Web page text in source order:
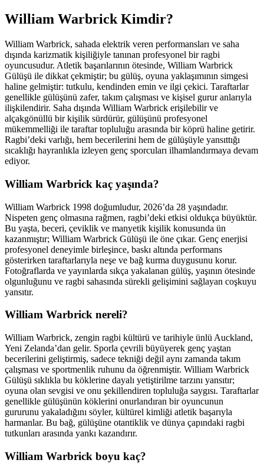
William Warbrick Kimdir?
William Warbrick, sahada elektrik veren performansları ve saha
dışında karizmatik kişiliğiyle tanınan profesyonel bir ragbi
oyuncusudur. Atletik başarılarının ötesinde, William Warbrick
Gülüşü ile dikkat çekmiştir; bu gülüş, oyuna yaklaşımının simgesi
haline gelmiştir: tutkulu, kendinden emin ve ilgi çekici. Taraftarlar
genellikle gülüşünü zafer, takım çalışması ve kişisel gurur anlarıyla
ilişkilendirir. Saha dışında William Warbrick erişilebilir ve
alçakgönüllü bir kişilik sürdürür, gülüşünü profesyonel
mükemmelliği ile taraftar topluluğu arasında bir köprü haline getirir.
Ragbi’deki varlığı, hem becerilerini hem de gülüşüyle yansıttığı
sıcaklığı hayranlıkla izleyen genç sporcuları ilhamlandırmaya devam
ediyor.
William Warbrick kaç yaşında?
William Warbrick 1998 doğumludur, 2026’da 28 yaşındadır.
Nispeten genç olmasına rağmen, ragbi’deki etkisi oldukça büyüktür.
Bu yaşta, beceri, çeviklik ve manyetik kişilik konusunda ün
kazanmıştır; William Warbrick Gülüşü ile öne çıkar. Genç enerjisi
profesyonel deneyimle birleşince, baskı altında performans
gösterirken taraftarlarıyla neşe ve bağ kurma duygusunu korur.
Fotoğraflarda ve yayınlarda sıkça yakalanan gülüş, yaşının ötesinde
olgunluğunu ve ragbi sahasında sürekli gelişimini sağlayan coşkuyu
yansıtır.
William Warbrick nereli?
William Warbrick, zengin ragbi kültürü ve tarihiyle ünlü Auckland,
Yeni Zelanda’dan gelir. Sporla çevrili büyüyerek genç yaştan
becerilerini geliştirmiş, sadece tekniği değil aynı zamanda takım
çalışması ve sportmenlik ruhunu da öğrenmiştir. William Warbrick
Gülüşü sıklıkla bu köklerine dayalı yetiştirilme tarzını yansıtır;
oyuna olan sevgisi ve onu şekillendiren topluluğa saygısı. Taraftarlar
genellikle gülüşünün köklerini onurlandıran bir oyuncunun
gururunu yakaladığını söyler, kültürel kimliği atletik başarıyla
harmanlar. Bu bağ, gülüşüne otantiklik ve dünya çapındaki ragbi
tutkunları arasında yankı kazandırır.
William Warbrick boyu kaç?